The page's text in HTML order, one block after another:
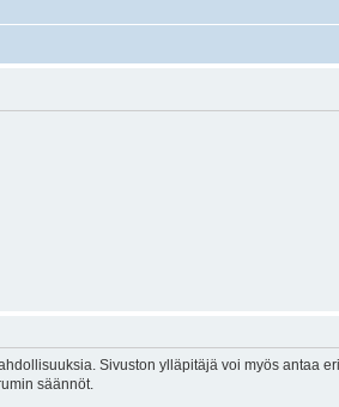
Sivuston ylläpitäjä voi myös antaa
säännöt.